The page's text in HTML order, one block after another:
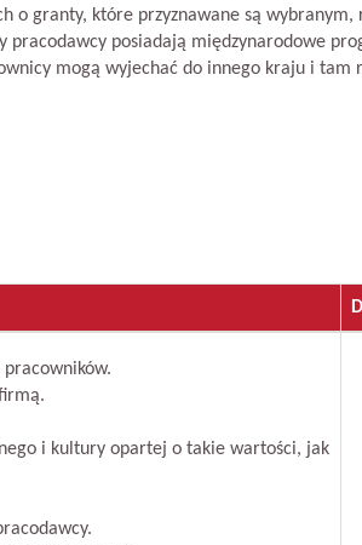
o granty, które przyznawane są wybranym,
pracodawcy posiadają międzynarodowe
mogą wyjechać do innego kraju i tam
i kultury opartej o takie wartości, jak